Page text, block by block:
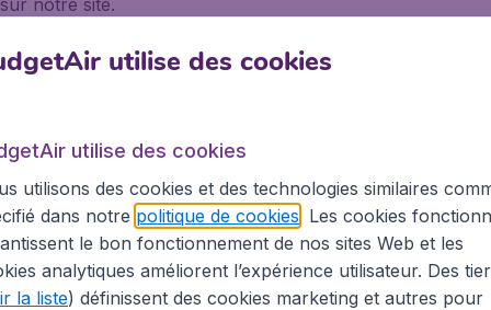
notre site.
avez fait le bon choix. L'aéroport de
y sont donc très nombreuses. Les destinations
africaines. Au Moyen-Orient, vous pourrez
Saint-Exupéry, vous trouverez ainsi plus de 40
HOP !, Iberia, Emirates, British Airways, Royal Air
l'aéroport de Lyon depuis la gare Lyon Part-
utilise des cookies
utilise des cookies
utilisons des cookies et des technologies similaires
dans notre politique de cookies . Les cookies
le bon fonctionnement de nos sites Web et les
analytiques améliorent l’expérience utilisateur. Des
la liste) définissent des cookies marketing et autres pour